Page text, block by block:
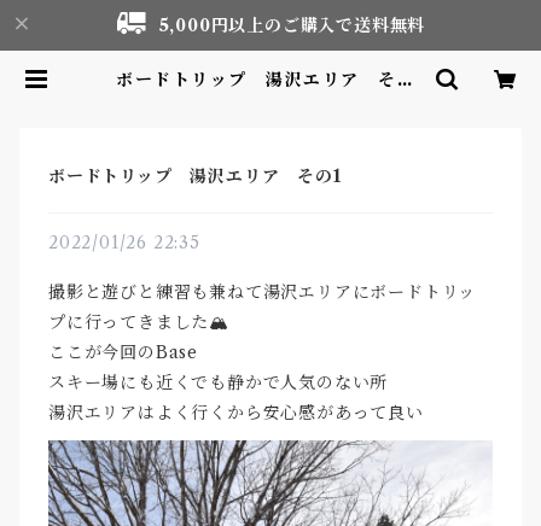
5,000円以上のご購入で送料無料
ボードトリップ 湯沢エリア その1
ボードトリップ 湯沢エリア その1
2022/01/26 22:35
撮影と遊びと練習も兼ねて湯沢エリアにボードトリッ
プに行ってきました🏔
ここが今回のBase
スキー場にも近くでも静かで人気のない所
湯沢エリアはよく行くから安心感があって良い